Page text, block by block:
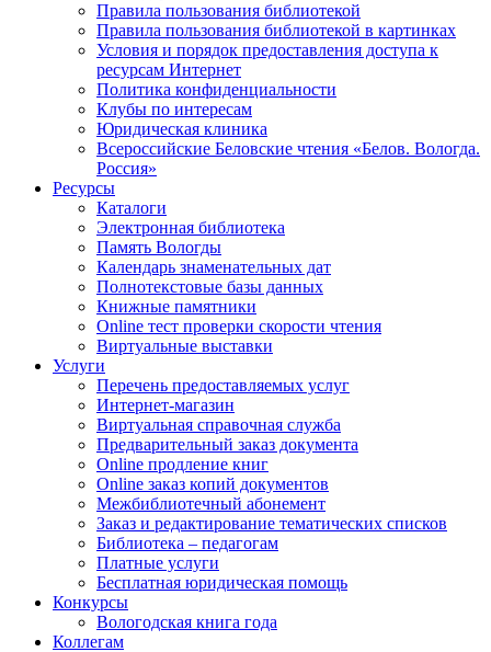
Правила пользования библиотекой
Правила пользования библиотекой в картинках
Условия и порядок предоставления доступа к
ресурсам Интернет
Политика конфиденциальности
Клубы по интересам
Юридическая клиника
Всероссийские Беловские чтения «Белов. Вологда.
Россия»
Ресурсы
Каталоги
Электронная библиотека
Память Вологды
Календарь знаменательных дат
Полнотекстовые базы данных
Книжные памятники
Online тест проверки скорости чтения
Виртуальные выставки
Услуги
Перечень предоставляемых услуг
Интернет-магазин
Виртуальная справочная служба
Предварительный заказ документа
Online продление книг
Online заказ копий документов
Межбиблиотечный абонемент
Заказ и редактирование тематических списков
Библиотека – педагогам
Платные услуги
Бесплатная юридическая помощь
Конкурсы
Вологодская книга года
Коллегам